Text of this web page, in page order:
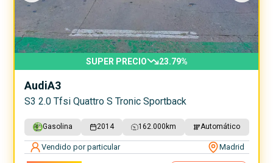
SUPER PRECIO 23.79%
AudiA3
S3 2.0 Tfsi Quattro S Tronic Sportback
Gasolina 2014 162.000 km Automático
Vendido por particular Madrid